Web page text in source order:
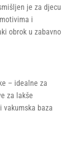
je za djecu
i
obrok u zabavno
– idealne za
za lakše
vakumska baza